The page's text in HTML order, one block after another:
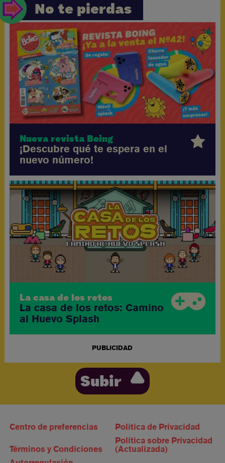
No te pierdas
Nueva revista Boing
¡Descubre qué te espera en el
nuevo número!
La casa de los retos
La casa de los retos: Camino
al Huevo Splash
PUBLICIDAD
Subir
Centro de preferencias Política de Privacidad
Términos y Condiciones
Política sobre Privacidad
(Actualizada)